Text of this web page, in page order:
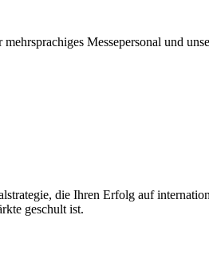
Messepersonal und
die Ihren Erfolg auf
geschult ist.